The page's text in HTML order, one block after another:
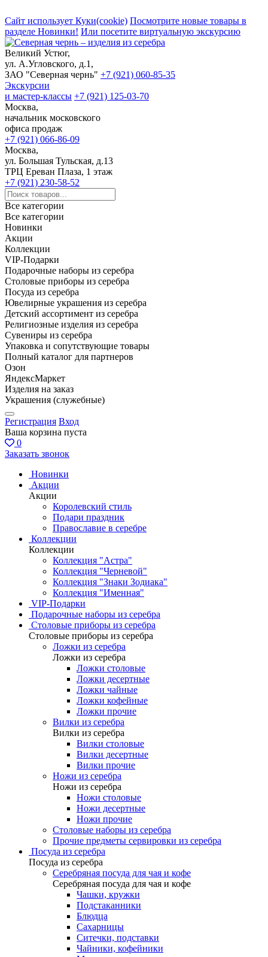
Сайт использует Куки(cookie) Посмотрите новые товары в
разделе Новинки! Или посетите виртуальную экскурсию
Великий Устюг,
ул. А.Угловского, д.1,
ЗАО "Северная чернь" +7 (921) 060-85-35
Экскурсии
и мастер-классы +7 (921) 125-03-70
Москва,
начальник московского
офиса продаж
+7 (921) 066-86-09
Москва,
ул. Большая Тульская, д.13
ТРЦ Ереван Плаза, 1 этаж
+7 (921) 230-58-52
Все категории
Все категории
Новинки
Акции
Коллекции
VIP-Подарки
Подарочные наборы из серебра
Столовые приборы из серебра
Посуда из серебра
Ювелирные украшения из серебра
Детский ассортимент из серебра
Религиозные изделия из серебра
Сувениры из серебра
Упаковка и сопутствующие товары
Полный каталог для партнеров
Озон
ЯндексМаркет
Изделия на заказ
Украшения (служебные)
Регистрация Вход
Ваша корзина пуста
0
Заказать звонок
Новинки
Акции
Акции
Королевский стиль
Подари праздник
Православие в серебре
Коллекции
Коллекции
Коллекция "Астра"
Коллекция "Черневой"
Коллекция "Знаки Зодиака"
Коллекция "Именная"
VIP-Подарки
Подарочные наборы из серебра
Столовые приборы из серебра
Столовые приборы из серебра
Ложки из серебра
Ложки из серебра
Ложки столовые
Ложки десертные
Ложки чайные
Ложки кофейные
Ложки прочие
Вилки из серебра
Вилки из серебра
Вилки столовые
Вилки десертные
Вилки прочие
Ножи из серебра
Ножи из серебра
Ножи столовые
Ножи десертные
Ножи прочие
Столовые наборы из серебра
Прочие предметы сервировки из серебра
Посуда из серебра
Посуда из серебра
Серебряная посуда для чая и кофе
Серебряная посуда для чая и кофе
Чашки, кружки
Подстаканники
Блюдца
Сахарницы
Ситечки, подставки
Чайники, кофейники